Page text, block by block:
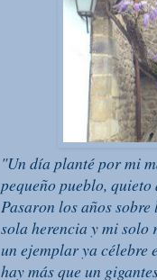
"Un día planté por mi
pequeño pueblo,
Pasaron los años
sola herencia y mi solo
un ejemplar ya célebre
hay más que un